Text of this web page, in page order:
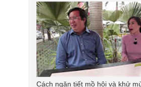
Cách ngăn tiết mồ hôi và khử